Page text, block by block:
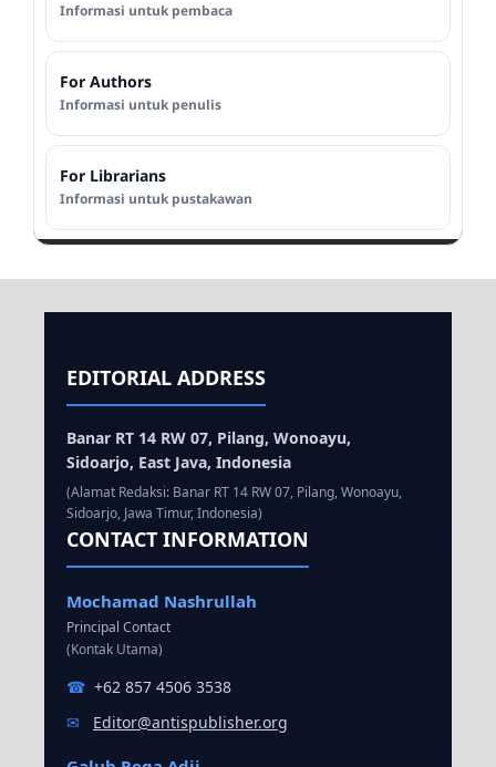
Informasi untuk pembaca
For Authors
Informasi untuk penulis
For Librarians
Informasi untuk pustakawan
EDITORIAL ADDRESS
Banar RT 14 RW 07, Pilang, Wonoayu,
Sidoarjo, East Java, Indonesia
(Alamat Redaksi: Banar RT 14 RW 07, Pilang, Wonoayu,
Sidoarjo, Jawa Timur, Indonesia)
CONTACT INFORMATION
Mochamad Nashrullah
Principal Contact
(Kontak Utama)
☎ +62 857 4506 3538
✉
Editor@antispublisher.org